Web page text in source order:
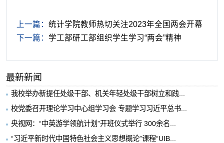
上一篇： 统计学院教师热切关注2023年全国两会开幕
下一篇： 学工部研工部组织学生学习“两会”精神
最新新闻
我校举办新提任处级干部、机关年轻处级干部树立和践...
校党委召开理论学习中心组学习会 专题学习习近平总书...
央视网：“中英游学领航计划”开班仪式举行 300余名...
“习近平新时代中国特色社会主义思想概论”课程“UIB...